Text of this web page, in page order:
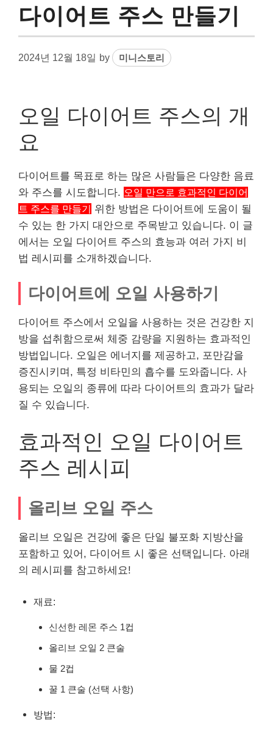
다이어트 주스 만들기
2024년 12월 18일 by 미니스토리
오일 다이어트 주스의 개
요
다이어트를 목표로 하는 많은 사람들은 다양한 음료
와 주스를 시도합니다. 오일 만으로 효과적인 다이어
트 주스를 만들기 위한 방법은 다이어트에 도움이 될
수 있는 한 가지 대안으로 주목받고 있습니다. 이 글
에서는 오일 다이어트 주스의 효능과 여러 가지 비
법 레시피를 소개하겠습니다.
다이어트에 오일 사용하기
다이어트 주스에서 오일을 사용하는 것은 건강한 지
방을 섭취함으로써 체중 감량을 지원하는 효과적인
방법입니다. 오일은 에너지를 제공하고, 포만감을
증진시키며, 특정 비타민의 흡수를 도와줍니다. 사
용되는 오일의 종류에 따라 다이어트의 효과가 달라
질 수 있습니다.
효과적인 오일 다이어트
주스 레시피
올리브 오일 주스
올리브 오일은 건강에 좋은 단일 불포화 지방산을
포함하고 있어, 다이어트 시 좋은 선택입니다. 아래
의 레시피를 참고하세요!
재료:
신선한 레몬 주스 1컵
올리브 오일 2 큰술
물 2컵
꿀 1 큰술 (선택 사항)
방법: